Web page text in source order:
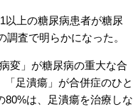
上の糖尿病患者が糖尿
査で明らかになった。
変」が糖尿病の重大な合
足潰瘍」が合併症のひと
は、足潰瘍を治療しな